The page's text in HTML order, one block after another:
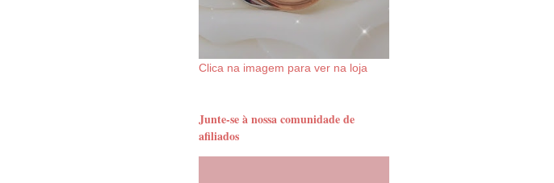
Clica na imagem para ver na loja
Junte-se à nossa comunidade de
afiliados